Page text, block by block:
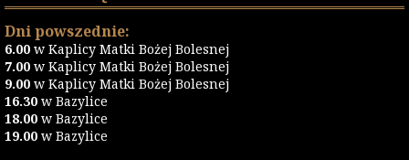
Dni powszednie:
6.00 w Kaplicy Matki Bożej Bolesnej
7.00 w Kaplicy Matki Bożej Bolesnej
9.00 w Kaplicy Matki Bożej Bolesnej
16.30 w Bazylice
18.00 w Bazylice
19.00 w Bazylice